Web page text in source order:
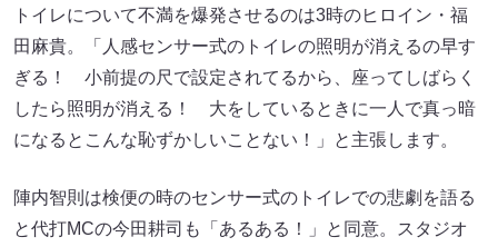
トイレについて不満を爆発させるのは3時のヒロイン・福
田麻貴。「人感センサー式のトイレの照明が消えるの早す
ぎる！ 小前提の尺で設定されてるから、座ってしばらく
したら照明が消える！ 大をしているときに一人で真っ暗
になるとこんな恥ずかしいことない！」と主張します。
陣内智則は検便の時のセンサー式のトイレでの悲劇を語る
と代打MCの今田耕司も「あるある！」と同意。スタジオ